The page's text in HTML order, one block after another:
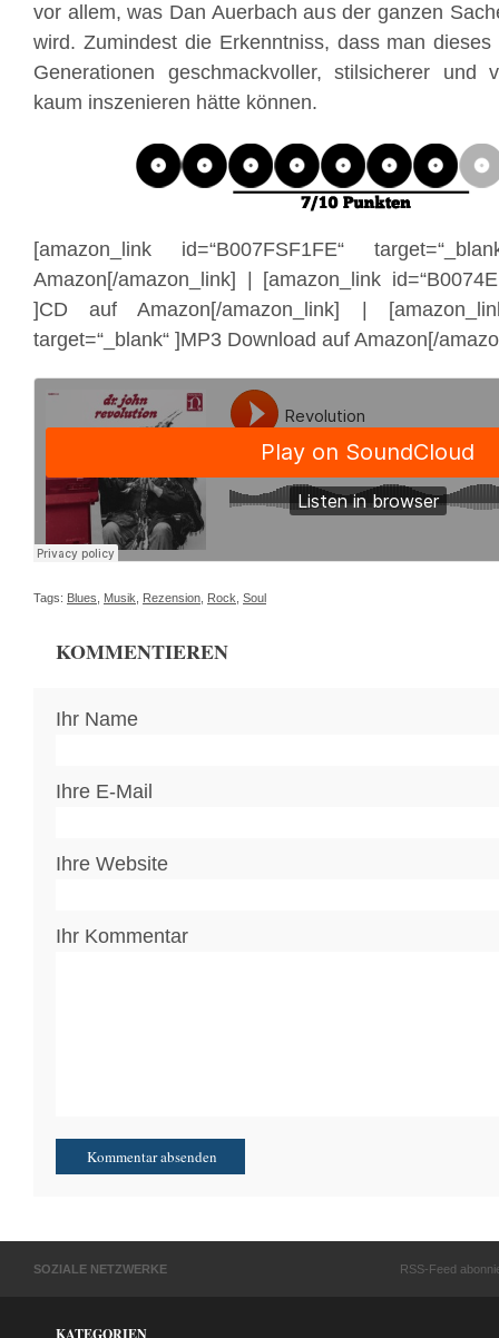
vor allem, was Dan Auerbach aus der ganzen
wird. Zumindest die Erkenntniss, dass man dieses
Generationen geschmackvoller, stilsicherer und
kaum inszenieren hätte können.
[amazon_link id=“B007FSF1FE“
Amazon[/amazon_link] | [amazon_link
]CD auf Amazon[/amazon_link] |
target=“_blank“ ]MP3 Download auf Amazon[/
Tags: Blues Musik Rezension Rock Soul
KOMMENTIEREN
Ihr Name
Ihre E-Mail
Ihre Website
Ihr Kommentar
SOZIALE NETZWERKE RSS-Feed
KATEGORIEN